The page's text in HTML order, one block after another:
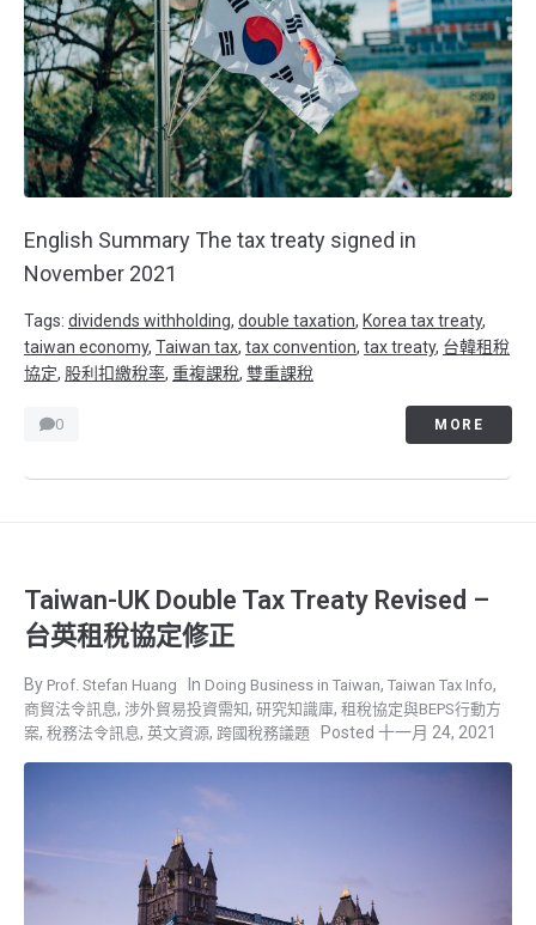
English Summary The tax treaty signed in
November 2021
Tags: dividends withholding, double taxation, Korea tax treaty,
taiwan economy, Taiwan tax, tax convention, tax treaty, 台韓租稅
協定, 股利扣繳稅率, 重複課稅, 雙重課稅
0 MORE
Taiwan-UK Double Tax Treaty Revised –
台英租稅協定修正
Prof. Stefan Huang Doing Business in Taiwan, Taiwan Tax Info,
商貿法令訊息, 涉外貿易投資需知, 研究知識庫, 租稅協定與BEPS行動方
案, 稅務法令訊息, 英文資源, 跨國稅務議題 十一月 24, 2021